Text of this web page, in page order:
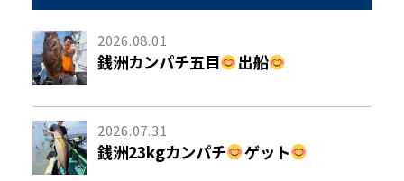
2026.08.01
銭洲カンパチ五目 出船
2026.07.31
銭洲23kgカンパチ ゲット